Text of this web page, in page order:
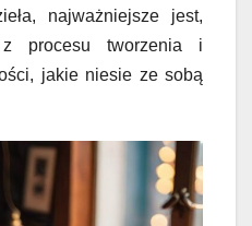
najważniejsze jest,
procesu tworzenia i
jakie niesie ze sobą